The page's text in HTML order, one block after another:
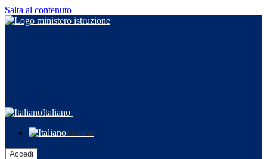
Salta al contenuto
Italiano
Italiano
Accedi